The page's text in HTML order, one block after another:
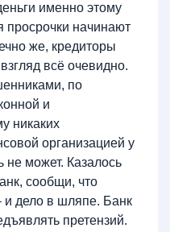
именно этому
просрочки начинают
же, кредиторы
всё очевидно.
по
и
никаких
организацией у
не может. Казалось
сообщи, что
и дело в шляпе. Банк
претензий.